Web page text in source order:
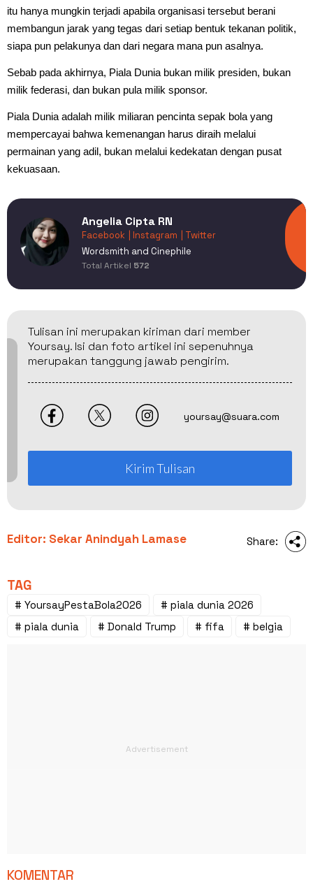
itu hanya mungkin terjadi apabila organisasi tersebut berani
membangun jarak yang tegas dari setiap bentuk tekanan politik,
siapa pun pelakunya dan dari negara mana pun asalnya.
Sebab pada akhirnya, Piala Dunia bukan milik presiden, bukan
milik federasi, dan bukan pula milik sponsor.
Piala Dunia adalah milik miliaran pencinta sepak bola yang
mempercayai bahwa kemenangan harus diraih melalui
permainan yang adil, bukan melalui kedekatan dengan pusat
kekuasaan.
Angelia Cipta RN
Facebook | Instagram
| Twitter
Wordsmith and Cinephile
Total Artikel 572
Tulisan ini merupakan kiriman dari member
Yoursay. Isi dan foto artikel ini sepenuhnya
merupakan tanggung jawab pengirim.
yoursay@suara.com
Kirim Tulisan
Editor: Sekar Anindyah Lamase Share:
TAG
# YoursayPestaBola2026
# piala dunia 2026
# piala dunia
# Donald Trump # fifa # belgia
KOMENTAR